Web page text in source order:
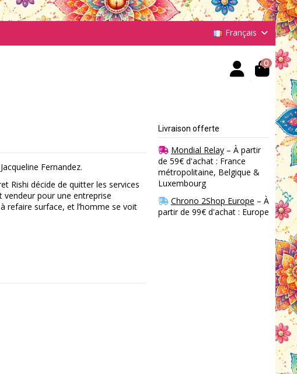
Français
0
Fernandez.
Rishi décide de quitter les services
vendeur pour une entreprise
refaire surface, et l’homme se voit
Livraison offerte
Mondial Relay– À partir
de 59€ d'achat : France
métropolitaine, Belgique &
Luxembourg
Chrono 2Shop Europe – À
partir de 99€ d'achat : Europe